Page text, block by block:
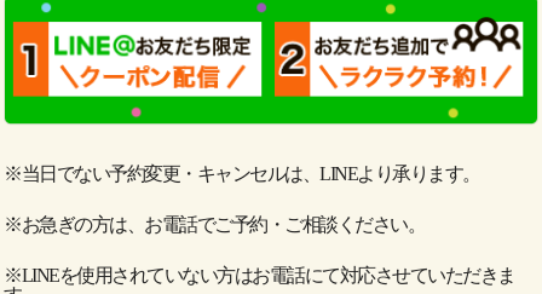
※当日でない予約変更・キャンセルは、LINEより承ります。
※お急ぎの方は、お電話でご予約・ご相談ください。
※LINEを使用されていない方はお電話にて対応させていただきま